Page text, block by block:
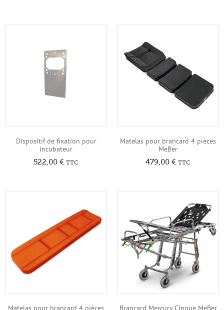
Dispositif de fixation pour
incubateur
522,00 € TTC
Matelas pour brancard 4 pièces
MeBer
479,00 € TTC
Matelas pour brancard 4 pièces Brancard Mercury Cinque MeBer